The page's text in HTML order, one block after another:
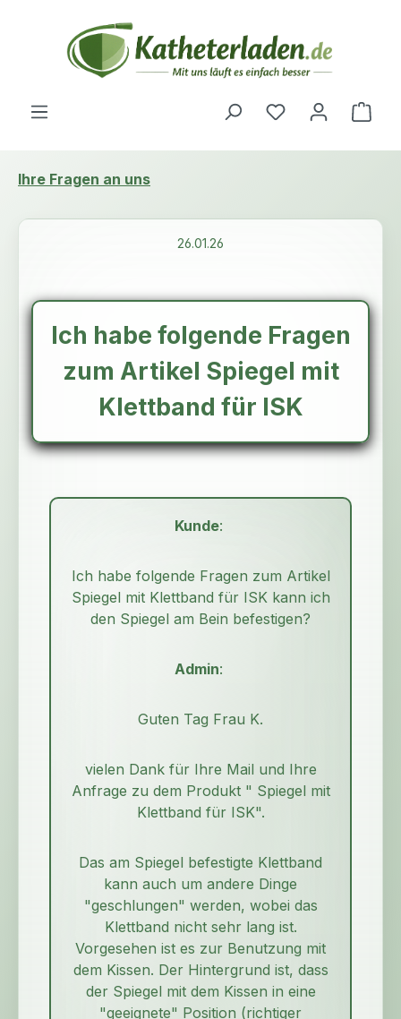
Zum Hauptinhalt springen
Du hast 0
Ihre Fragen an uns
26.01.26
Ich habe folgende Fragen
zum Artikel Spiegel mit
Klettband für ISK
Kunde:
Ich habe folgende Fragen zum Artikel
Spiegel mit Klettband für ISK kann ich
den Spiegel am Bein befestigen?
Admin:
Guten Tag Frau K.
vielen Dank für Ihre Mail und Ihre
Anfrage zu dem Produkt " Spiegel mit
Klettband für ISK".
Das am Spiegel befestigte Klettband
kann auch um andere Dinge
"geschlungen" werden, wobei das
Klettband nicht sehr lang ist.
Vorgesehen ist es zur Benutzung mit
dem Kissen. Der Hintergrund ist, dass
der Spiegel mit dem Kissen in eine
"geeignete" Position (richtiger